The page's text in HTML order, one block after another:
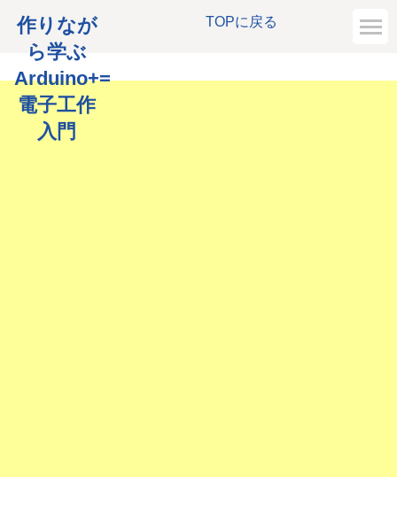
TOPに戻る
作りなが
ら学ぶ
Arduino+=
電子工作
入門